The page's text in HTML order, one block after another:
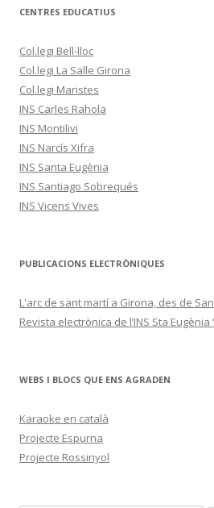
CENTRES EDUCATIUS
Col.legi Bell-lloc
Col.legi La Salle Girona
Col.legi Maristes
INS Carles Rahola
INS Montilivi
INS Narcís Xifra
INS Santa Eugènia
INS Santiago Sobrequés
INS Vicens Vives
PUBLICACIONS ELECTRÒNIQUES
L'arc de sant martí a Girona, des de
Revista electrònica de l’INS Sta Eugènia
WEBS I BLOCS QUE ENS AGRADEN
Karaoke en català
Projecte Espurna
Projecte Rossinyol